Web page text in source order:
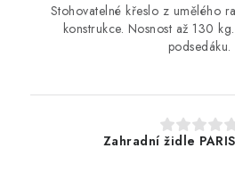
Stohovatelné křeslo z umělého
konstrukce. Nosnost až 130
podsedáku.
Zahradní židle